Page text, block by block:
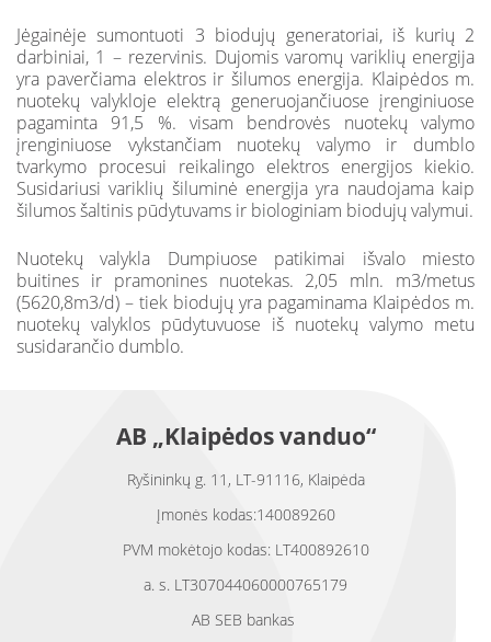
Jėgainėje sumontuoti 3 biodujų generatoriai, iš kurių 2
darbiniai, 1 – rezervinis. Dujomis varomų variklių energija
yra paverčiama elektros ir šilumos energija. Klaipėdos m.
nuotekų valykloje elektrą generuojančiuose įrenginiuose
pagaminta 91,5 %. visam bendrovės nuotekų valymo
įrenginiuose vykstančiam nuotekų valymo ir dumblo
tvarkymo procesui reikalingo elektros energijos kiekio.
Susidariusi variklių šiluminė energija yra naudojama kaip
šilumos šaltinis pūdytuvams ir biologiniam biodujų valymui.
Nuotekų valykla Dumpiuose patikimai išvalo miesto
buitines ir pramonines nuotekas. 2,05 mln. m3/metus
(5620,8m3/d) – tiek biodujų yra pagaminama Klaipėdos m.
nuotekų valyklos pūdytuvuose iš nuotekų valymo metu
susidarančio dumblo.
AB „Klaipėdos vanduo“
Ryšininkų g. 11, LT-91116, Klaipėda
Įmonės kodas:140089260
PVM mokėtojo kodas: LT400892610
a. s. LT307044060000765179
AB SEB bankas